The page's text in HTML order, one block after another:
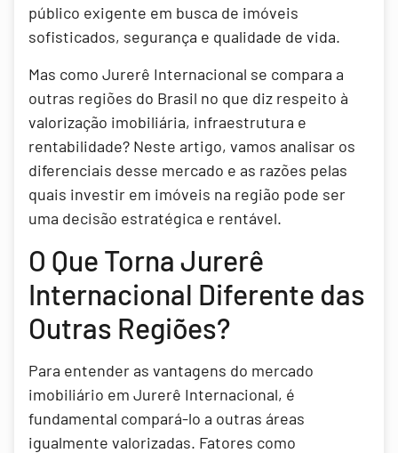
público exigente em busca de imóveis
sofisticados, segurança e qualidade de vida.
Mas como Jurerê Internacional se compara a
outras regiões do Brasil no que diz respeito à
valorização imobiliária, infraestrutura e
rentabilidade? Neste artigo, vamos analisar os
diferenciais desse mercado e as razões pelas
quais investir em imóveis na região pode ser
uma decisão estratégica e rentável.
O Que Torna Jurerê
Internacional Diferente das
Outras Regiões?
Para entender as vantagens do mercado
imobiliário em Jurerê Internacional, é
fundamental compará-lo a outras áreas
igualmente valorizadas. Fatores como